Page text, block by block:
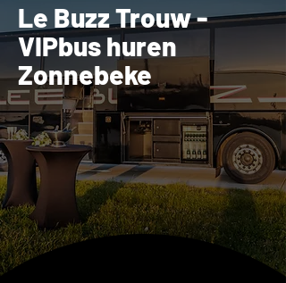
Le Buzz Trouw -
VIPbus huren
Zonnebeke